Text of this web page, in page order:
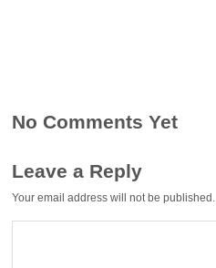
No Comments Yet
Leave a Reply
Your email address will not be published.